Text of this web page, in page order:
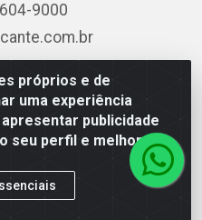
próprios e de
uma experiência
publicidade
seu perfil e melhorar a
9000
699 - Aviário, Feira de
- CNPJ 96.755.848/0001-08